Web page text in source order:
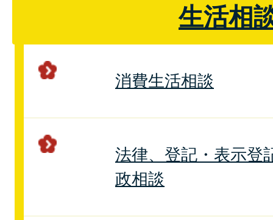
生活相
消費生活相談
法律、登記・表示登
政相談